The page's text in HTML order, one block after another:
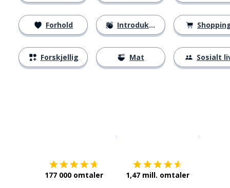
Forhold
Forskjellig
Introduksjoner
Mat Sosialt
177 000 omtaler 1,47 mill. omtaler